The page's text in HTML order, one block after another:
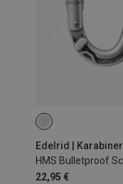
Edelrid | Karabiner
22,95 €